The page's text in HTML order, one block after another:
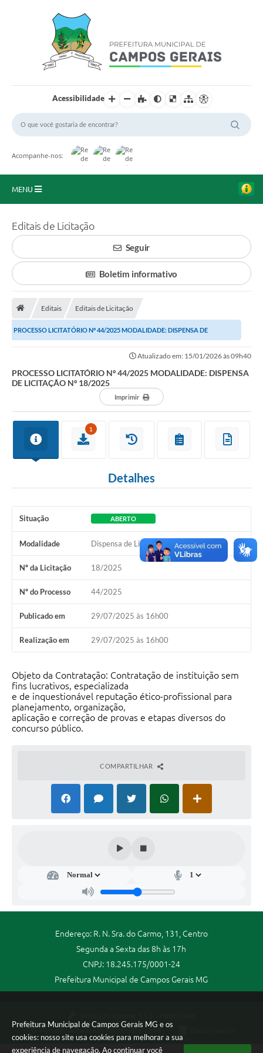
Prefeitura Municipal de Campos Gerais MG e os
cookies: nosso site usa cookies para melhorar a sua
experiência de navegação. Ao continuar você
Acessibilidade
Acompanhe-nos:
MENU
O Município
A Prefeitura
Portal da Transparência
Secretarias
Mais
Editais de Licitação
Seguir
Boletim informativo
Editais Editais de Licitação
PROCESSO LICITATÓRIO Nº 44/2025 MODALIDADE: DISPENSA DE
Atualizado em: 15/01/2026 às 09h40
PROCESSO LICITATÓRIO Nº 44/2025 MODALIDADE: DISPENSA
DE LICITAÇÃO Nº 18/2025
Imprimir
1
Detalhes
Situação ABERTO
Modalidade Dispensa de Licitação
Nº da Licitação 18/2025
Nº do Processo 44/2025
Publicado em 29/07/2025 às 16h00
Realização em 29/07/2025 às 16h00
Objeto da Contratação: Contratação de instituição sem
fins lucrativos, especializada
e de inquestionável reputação ético-profissional para
planejamento, organização,
aplicação e correção de provas e etapas diversos do
concurso público.
COMPARTILHAR
Endereço: R. N. Sra. do Carmo, 131, Centro
Segunda a Sexta das 8h às 17h
CNPJ: 18.245.175/0001-24
Prefeitura Municipal de Campos Gerais MG
Portal atualizado em:
06/08/2026 12:59